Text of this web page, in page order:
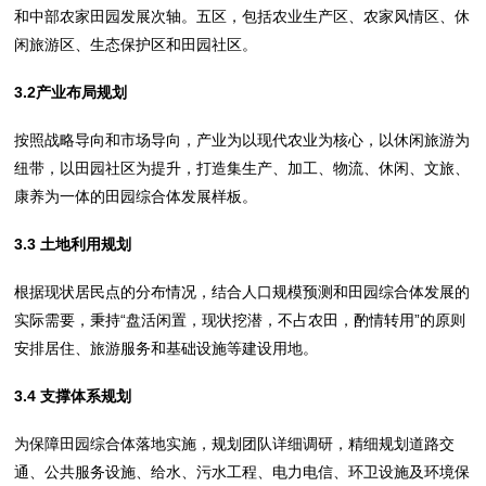
和中部农家田园发展次轴。五区，包括农业生产区、农家风情区、休
闲旅游区、生态保护区和田园社区。
3.2产业布局规划
按照战略导向和市场导向，产业为以现代农业为核心，以休闲旅游为
纽带，以田园社区为提升，打造集生产、加工、物流、休闲、文旅、
康养为一体的田园综合体发展样板。
3.3 土地利用规划
根据现状居民点的分布情况，结合人口规模预测和田园综合体发展的
实际需要，秉持“盘活闲置，现状挖潜，不占农田，酌情转用”的原则
安排居住、旅游服务和基础设施等建设用地。
3.4 支撑体系规划
为保障田园综合体落地实施，规划团队详细调研，精细规划道路交
通、公共服务设施、给水、污水工程、电力电信、环卫设施及环境保